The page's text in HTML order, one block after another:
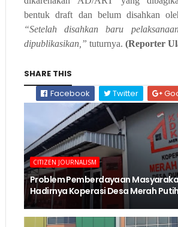
bentuk draft dan belum disahkan
“Setelah disahkan baru
dipublikasikan, ” tuturnya. (Reporter
SHARE THIS
Facebook
Twitter
CITIZEN JOURNALISM
Problem Pemberdayaan
Hadirnya Koperasi Desa Merah Putih